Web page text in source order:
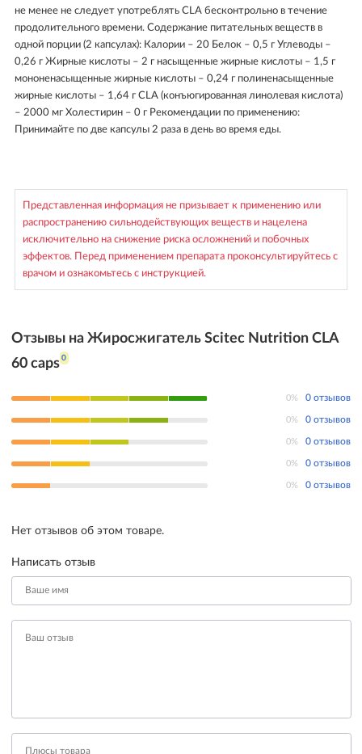
не менее не следует употреблять CLA бесконтрольно в течение
продолительного времени. Содержание питательных веществ в
одной порции (2 капсулах): Калории – 20 Белок – 0,5 г Углеводы –
0,26 г Жирные кислоты – 2 г насыщенные жирные кислоты – 1,5 г
мононенасыщенные жирные кислоты – 0,24 г полиненасыщенные
жирные кислоты – 1,64 г CLA (конъюгированная линолевая кислота)
– 2000 мг Холестирин – 0 г Рекомендации по применению:
Принимайте по две капсулы 2 раза в день во время еды.
Представленная информация не призывает к применению или
распространению сильнодействующих веществ и нацелена
исключительно на снижение риска осложнений и побочных
эффектов. Перед применением препарата проконсультируйтесь с
врачом и ознакомьтесь с инструкцией.
Отзывы на Жиросжигатель Scitec Nutrition CLA
60 caps 0
0% 0 отзывов
0% 0 отзывов
0% 0 отзывов
0% 0 отзывов
0% 0 отзывов
Нет отзывов об этом товаре.
Написать отзыв